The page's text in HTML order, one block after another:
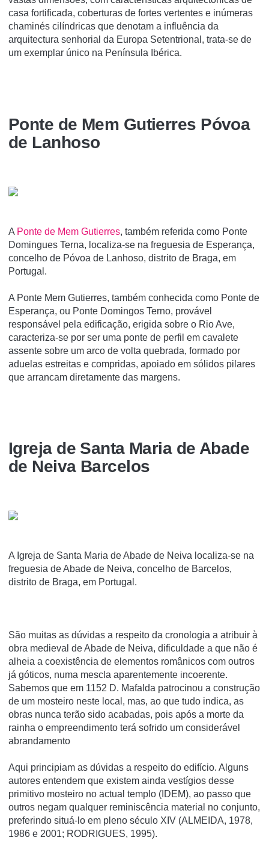
casa fortificada, coberturas de fortes vertentes e inúmeras
chaminés cilíndricas que denotam a influência da
arquitectura senhorial da Europa Setentrional, trata-se de
um exemplar único na Península Ibérica.
Ponte de Mem Gutierres Póvoa
de Lanhoso
A Ponte de Mem Gutierres, também referida como Ponte
Domingues Terna, localiza-se na freguesia de Esperança,
concelho de Póvoa de Lanhoso, distrito de Braga, em
Portugal.
A Ponte Mem Gutierres, também conhecida como Ponte de
Esperança, ou Ponte Domingos Terno, provável
responsável pela edificação, erigida sobre o Rio Ave,
caracteriza-se por ser uma ponte de perfil em cavalete
assente sobre um arco de volta quebrada, formado por
aduelas estreitas e compridas, apoiado em sólidos pilares
que arrancam diretamente das margens.
Igreja de Santa Maria de Abade
de Neiva Barcelos
A Igreja de Santa Maria de Abade de Neiva localiza-se na
freguesia de Abade de Neiva, concelho de Barcelos,
distrito de Braga, em Portugal.
São muitas as dúvidas a respeito da cronologia a atribuir à
obra medieval de Abade de Neiva, dificuldade a que não é
alheia a coexistência de elementos românicos com outros
já góticos, numa mescla aparentemente incoerente.
Sabemos que em 1152 D. Mafalda patrocinou a construção
de um mosteiro neste local, mas, ao que tudo indica, as
obras nunca terão sido acabadas, pois após a morte da
rainha o empreendimento terá sofrido um considerável
abrandamento
Aqui principiam as dúvidas a respeito do edifício. Alguns
autores entendem que existem ainda vestígios desse
primitivo mosteiro no actual templo (IDEM), ao passo que
outros negam qualquer reminiscência material no conjunto,
preferindo situá-lo em pleno século XIV (ALMEIDA, 1978,
1986 e 2001; RODRIGUES, 1995).